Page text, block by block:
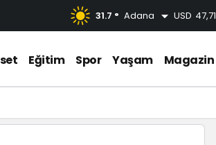
31.7 ° Adana USD 47,71
Eğitim Spor Yaşam Magazin